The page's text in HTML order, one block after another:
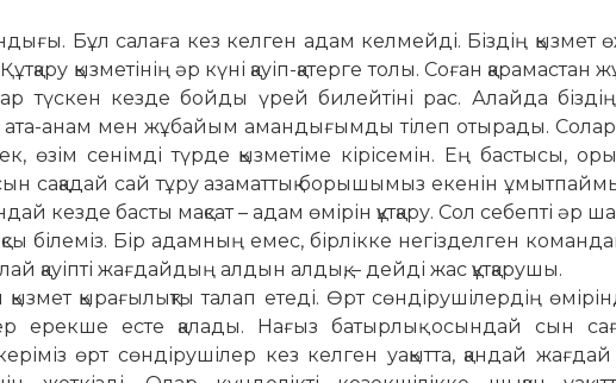
Бұл салаға кез келген адам кел­мейді. Біздің қызмет
қызметінің әр күні қауіп-қатерге толы. Соған
түскен кезде бойды үрей билейтіні рас. Алайда
ата-анам мен жұбайым аман­ды­ғымды тілеп оты­рады.
сенімді түр­де қызметіме кірісемін. Ең бастысы,
сақадай сай тұру азаматтық борышымыз екенін
кезде басты мақ­­сат – адам өмірін құтқару. Сол се­беп­ті әр
білеміз. Бір адам­ның емес, бірлікке негізделген
қауіпті жағдайдың алдын алдық, – дейді жас құтқарушы.
қызмет қырағылықты талап ете­ді. Өрт сөндірушілердің
ерекше есте қалады. Нағыз батыр­лық осындай сын
өрт сөн­дірушілер кез келген уақытта, қан­­дай